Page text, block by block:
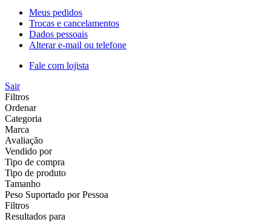
Meus pedidos
Trocas e cancelamentos
Dados pessoais
Alterar e-mail ou telefone
Fale com lojista
Sair
Filtros
Ordenar
Categoria
Marca
Avaliação
Vendido por
Tipo de compra
Tipo de produto
Tamanho
Peso Suportado por Pessoa
Filtros
Resultados para